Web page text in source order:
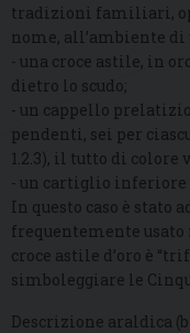
tradizioni familiari,
nome, all’ambiente
- una croce astile, in
dietro lo scudo;
- un cappello
pendenti, sei per
1.2.3), il tutto di colore
- un cartiglio inferiore
In questo caso è stato
frequentemente
croce astile d’oro è
simboleggiare le
Descrizione araldica